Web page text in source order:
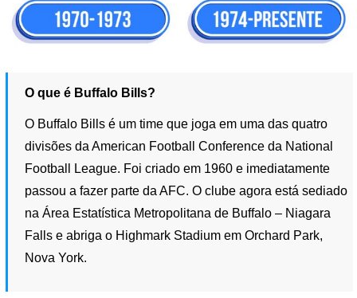
O que é Buffalo Bills?
O Buffalo Bills é um time que joga em uma das quatro
divisões da American Football Conference da National
Football League. Foi criado em 1960 e imediatamente
passou a fazer parte da AFC. O clube agora está sediado
na Área Estatística Metropolitana de Buffalo – Niagara
Falls e abriga o Highmark Stadium em Orchard Park,
Nova York.